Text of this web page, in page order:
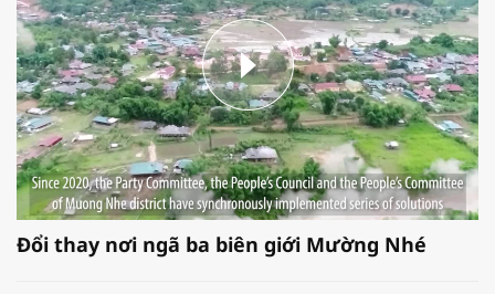
Đổi thay nơi ngã ba biên giới Mường Nhé